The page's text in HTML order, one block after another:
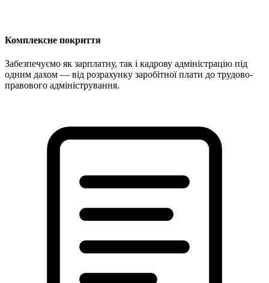
Комплексне покриття
Забезпечуємо як зарплатну, так і кадрову адміністрацію під
одним дахом — від розрахунку заробітної плати до трудово-
правового адміністрування.